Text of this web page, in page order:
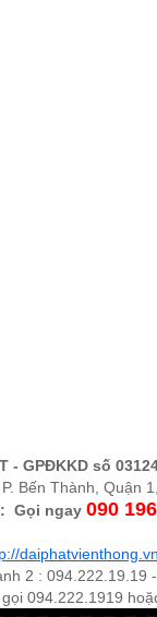
- GPĐKKD số
Bến Thành, Quận
Gọi ngay 090
daiphatvienthong.vn
2 : 094.222.19.19
094.222.1919